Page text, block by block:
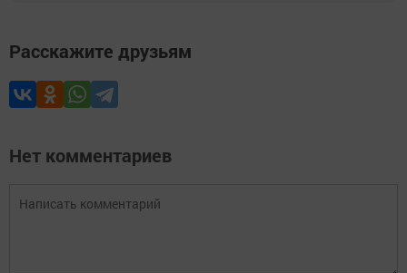
Расскажите друзьям
Нет комментариев